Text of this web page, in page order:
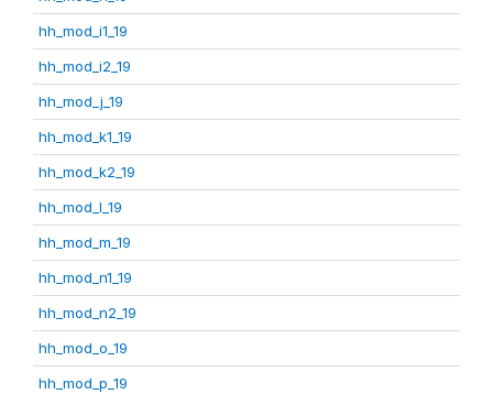
hh_mod_i1_19
hh_mod_i2_19
hh_mod_j_19
hh_mod_k1_19
hh_mod_k2_19
hh_mod_l_19
hh_mod_m_19
hh_mod_n1_19
hh_mod_n2_19
hh_mod_o_19
hh_mod_p_19